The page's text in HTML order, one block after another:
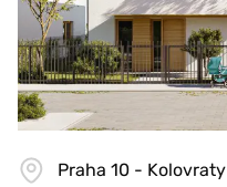
Praha 10 - Kolovraty